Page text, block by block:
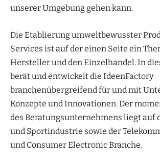
unserer Umgebung gehen kann.
Die Etablierung umweltbewusster
Services ist auf der einen Seite ein
Hersteller und den Einzelhandel. In
berät und entwickelt die IdeenFactory
branchenübergreifend für und mit
Konzepte und Innovationen. Der
des Beratungsunternehmens liegt auf
und Sportindustrie sowie der
und Consumer Electronic Branche.